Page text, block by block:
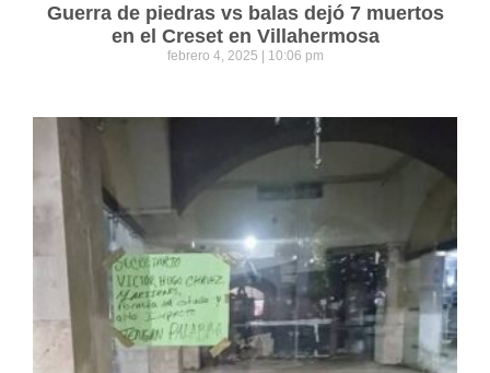
Guerra de piedras vs balas dejó 7 muertos
en el Creset en Villahermosa
febrero 4, 2025 10:06 pm